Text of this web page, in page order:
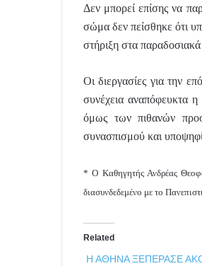
Δεν μπορεί επίσης να
σώμα δεν πείσθηκε ότι
στήριξη στα
Οι διεργασίες για την
συνέχεια αναπόφευκτα
όμως των πιθανών
συνασπισμού και
* Ο Καθηγητής Ανδρέας
διασυνδεδεμένο με το
Related
Η ΑΘΗΝΑ ΞΕΠΕΡΑΣΕ